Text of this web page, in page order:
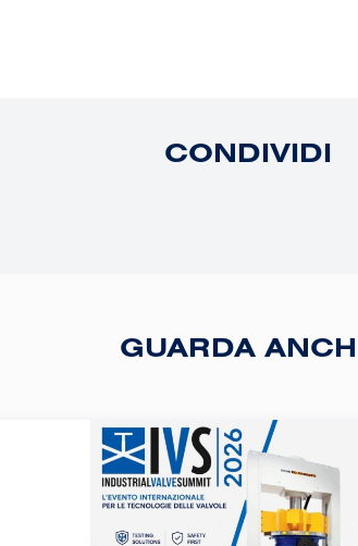
CONDIVIDI
GUARDA